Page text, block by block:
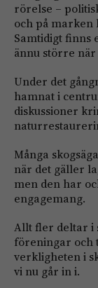
rörelse –
och på marken
Samtidigt finns
ännu större när
Under det
hamnat i
diskussioner
Många
när det gäller
men den har
engagemang.
Allt fler deltar i
föreningar och
verkligheten i
vi nu går in i.